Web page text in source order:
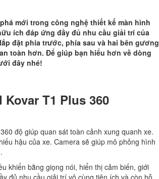
mới trong công nghệ thiết kế màn hình
ích đáp ứng đầy đủ nhu cầu giải trí của
đặt phía trước, phía sau và hai bên gương
toàn hơn. Để giúp bạn hiểu hơn về dòng
đây nhé!
T1 Plus 360
độ giúp quan sát toàn cảnh xung quanh xe.
hậu của xe. Camera sẽ giúp mô phỏng hình
khiển bằng giọng nói, hiển thị cảm biến, giới
đủ nhu cầu giải trí vô cùng tiện ích và còn hỗ